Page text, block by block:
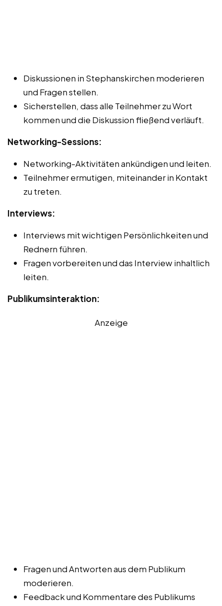
Diskussionen in Stephanskirchen moderieren
und Fragen stellen.
Sicherstellen, dass alle Teilnehmer zu Wort
kommen und die Diskussion fließend verläuft.
Networking-Sessions:
Networking-Aktivitäten ankündigen und leiten.
Teilnehmer ermutigen, miteinander in Kontakt
zu treten.
Interviews:
Interviews mit wichtigen Persönlichkeiten und
Rednern führen.
Fragen vorbereiten und das Interview inhaltlich
leiten.
Publikumsinteraktion:
Anzeige
Fragen und Antworten aus dem Publikum
moderieren.
Feedback und Kommentare des Publikums